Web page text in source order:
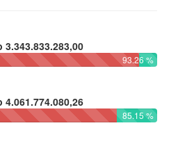
3.343.833.283,00
93.26 %
4.061.774.080,26
85.15 %